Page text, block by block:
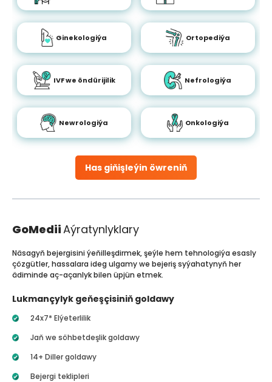
Has giňişleýin öwreniň
Ginekologiýa Ortopediýa
IVF we öndürijilik Nefrologiýa
Newrologiýa Onkologiýa
GoMediiAýratynlyklary
Näsagyň bejergisini ýeňilleşdirmek, şeýle hem tehnologiýa esasly
çözgütler, hassalara ideg ulgamy we bejeriş syýahatynyň her
ädiminde aç-açanlyk bilen üpjün etmek.
Lukmançylyk geňeşçisiniň goldawy
24x7* Elýeterlilik
Jaň we söhbetdeşlik goldawy
14+ Diller goldawy
Bejergi teklipleri